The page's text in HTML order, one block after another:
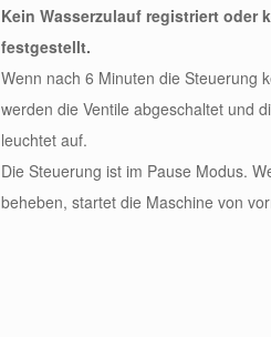
Kein Wasserzulauf registriert oder
festgestellt.
Wenn nach 6 Minuten die Steuerung
werden die Ventile abgeschaltet und
leuchtet auf.
Die Steuerung ist im Pause Modus.
beheben, startet die Maschine von